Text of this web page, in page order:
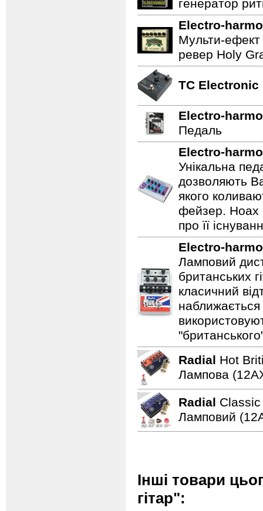
генератор
Electro-
Мульти-ефект
ревер Holy
TC Electronic
Electro-
Педаль
Electro-
Унікальна
дозволяють
якого
фейзер. Hoax
про її
Electro-
Ламповий
британських
класичний
Radial Hot
Лампова
Radial
Ламповий
Інші товари
гітар":